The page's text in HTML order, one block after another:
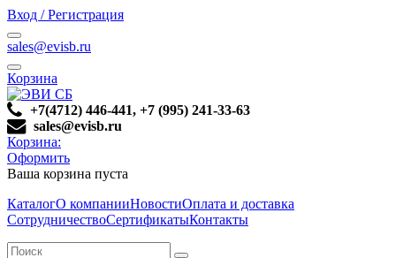
Вход / Регистрация
sales@evisb.ru
Корзина
+7(4712) 446-441, +7 (995) 241-33-63
sales@evisb.ru
Корзина:
Оформить
Ваша корзина пуста
КаталогО компанииНовостиОплата и доставка
СотрудничествоСертификатыКонтакты